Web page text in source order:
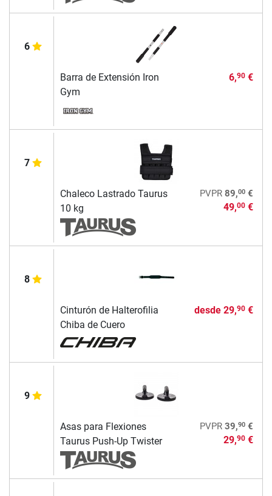
6
Barra de Extensión Iron
Gym
6,90€
7
Chaleco Lastrado Taurus
10 kg
PVPR 89,00€
49,00€
8
Cinturón de Halterofilia
Chiba de Cuero
desde 29,90€
9
Asas para Flexiones
Taurus Push-Up Twister
PVPR 39,90€
29,90€